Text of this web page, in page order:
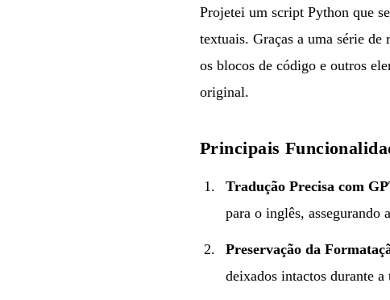
Projetei um script Python que
textuais. Graças a uma série
os blocos de código e outros
original.
Principais
Tradução Precisa com
para o inglês, assegurando
Preservação da
deixados intactos durante